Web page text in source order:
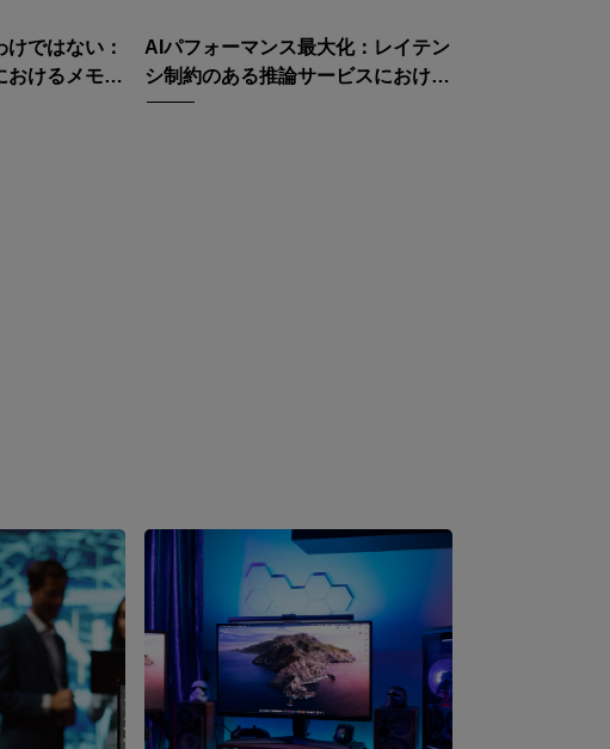
ではない：
おけるメモリ
AIパフォーマンス最大化：レイテン
シ制約のある推論サービスにおける
AMD EPYC 9575F CPUの役割